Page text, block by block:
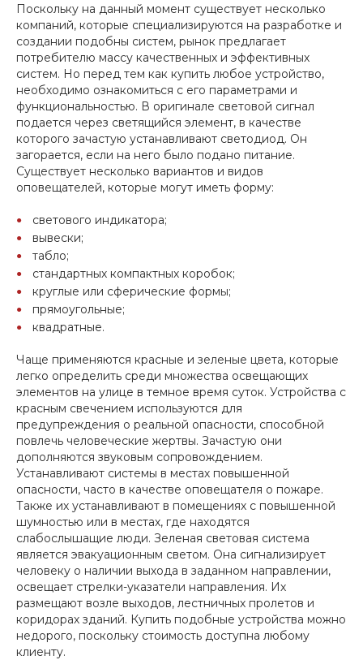
Поскольку на данный момент существует несколько
компаний, которые специализируются на разработке и
создании подобны систем, рынок предлагает
потребителю массу качественных и эффективных
систем. Но перед тем как купить любое устройство,
необходимо ознакомиться с его параметрами и
функциональностью. В оригинале световой сигнал
подается через светящийся элемент, в качестве
которого зачастую устанавливают светодиод. Он
загорается, если на него было подано питание.
Существует несколько вариантов и видов
оповещателей, которые могут иметь форму:
светового индикатора;
вывески;
табло;
стандартных компактных коробок;
круглые или сферические формы;
прямоугольные;
квадратные.
Чаще применяются красные и зеленые цвета, которые
легко определить среди множества освещающих
элементов на улице в темное время суток. Устройства с
красным свечением используются для
предупреждения о реальной опасности, способной
повлечь человеческие жертвы. Зачастую они
дополняются звуковым сопровождением.
Устанавливают системы в местах повышенной
опасности, часто в качестве оповещателя о пожаре.
Также их устанавливают в помещениях с повышенной
шумностью или в местах, где находятся
слабослышащие люди. Зеленая световая система
является эвакуационным светом. Она сигнализирует
человеку о наличии выхода в заданном направлении,
освещает стрелки-указатели направления. Их
размещают возле выходов, лестничных пролетов и
коридорах зданий. Купить подобные устройства можно
недорого, поскольку стоимость доступна любому
клиенту.